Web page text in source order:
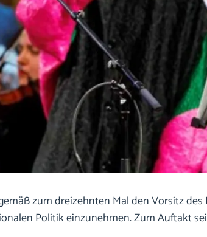
zum dreizehnten Mal den Vorsitz
Politik einzunehmen. Zum Auftakt